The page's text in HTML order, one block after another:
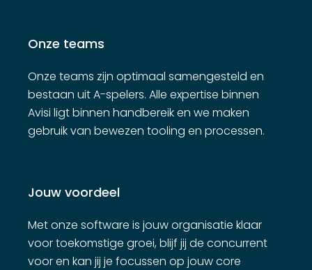
Onze teams
Onze teams zijn optimaal samengesteld en
bestaan uit A-spelers. Alle expertise binnen
Avisi ligt binnen handbereik en we maken
gebruik van bewezen tooling en processen.
Jouw voordeel
Met onze software is jouw organisatie klaar
voor toekomstige groei, blijf jij de concurrent
voor en kan jij je focussen op jouw core